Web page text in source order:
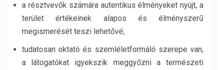
a résztvevők számára autentikus élményeket nyújt, a
terület értékeinek alapos és élményszerű
megismerését teszi lehetővé;
tudatosan oktató és szemléletformáló szerepe van,
a látogatókat igyekszik meggyőzni a természeti